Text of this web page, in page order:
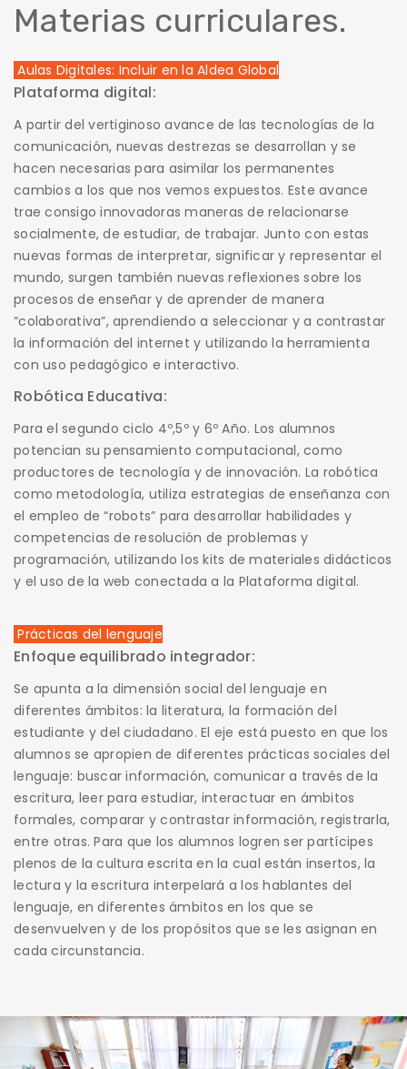
Materias curriculares.
Aulas Digitales: Incluir en la Aldea Global
Plataforma digital:
A partir del vertiginoso avance de las tecnologías de la
comunicación, nuevas destrezas se desarrollan y se
hacen necesarias para asimilar los permanentes
cambios a los que nos vemos expuestos. Este avance
trae consigo innovadoras maneras de relacionarse
socialmente, de estudiar, de trabajar. Junto con estas
nuevas formas de interpretar, significar y representar el
mundo, surgen también nuevas reflexiones sobre los
procesos de enseñar y de aprender de manera
“colaborativa”, aprendiendo a seleccionar y a contrastar
la información del internet y utilizando la herramienta
con uso pedagógico e interactivo.
Robótica Educativa:
Para el segundo ciclo 4º,5º y 6º Año. Los alumnos
potencian su pensamiento computacional, como
productores de tecnología y de innovación. La robótica
como metodología, utiliza estrategias de enseñanza con
el empleo de “robots” para desarrollar habilidades y
competencias de resolución de problemas y
programación, utilizando los kits de materiales didácticos
y el uso de la web conectada a la Plataforma digital.
Prácticas del lenguaje
Enfoque equilibrado integrador:
Se apunta a la dimensión social del lenguaje en
diferentes ámbitos: la literatura, la formación del
estudiante y del ciudadano. El eje está puesto en que los
alumnos se apropien de diferentes prácticas sociales del
lenguaje: buscar información, comunicar a través de la
escritura, leer para estudiar, interactuar en ámbitos
formales, comparar y contrastar información, registrarla,
entre otras. Para que los alumnos logren ser partícipes
plenos de la cultura escrita en la cual están insertos, la
lectura y la escritura interpelará a los hablantes del
lenguaje, en diferentes ámbitos en los que se
desenvuelven y de los propósitos que se les asignan en
cada circunstancia.